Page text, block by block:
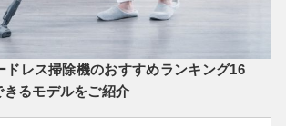
ドレス掃除機のおすすめランキング16
るモデルをご紹介